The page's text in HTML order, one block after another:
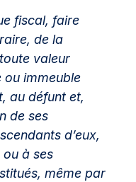
fiscal, faire
de la
valeur
ou immeuble
au défunt et,
de ses
d’eux,
à ses
même par